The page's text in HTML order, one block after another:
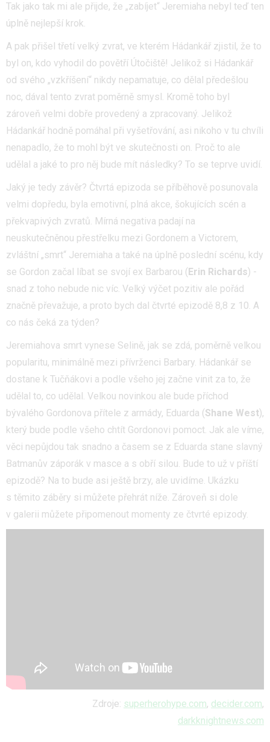
Tak jako tak mi ale přijde, že „zabíjet“ Jeremiaha nebyl teď ten
úplně nejlepší krok.
A pak přišel třetí velký zvrat, ve kterém Hádankář zjistil, že to
byl on, kdo vyhodil do povětří Útočiště! Jelikož si Hádankář
od svého „vzkříšení“ nikdy nepamatuje, co dělal předešlou
noc, dával tento zvrat poměrně smysl. Kromě toho byl
zároveň velmi dobře provedený a zpracovaný. Jelikož
Hádankář hodně pomáhal při vyšetřování, asi nikoho v tu chvíli
nenapadlo, že to mohl být ve skutečnosti on. Proč to ale
udělal a jaké to pro něj bude mít následky? To se teprve uvidí.
Jaký je tedy závěr? Čtvrtá epizoda se příběhově posunovala
velmi dopředu, byla emotivní, plná akce, šokujících scén a
překvapivých zvratů. Mírná negativa padají na
neuskutečněnou přestřelku mezi Gordonem a Victorem,
zvláštní „smrt“ Jeremiaha a také na úplně poslední scénu, kdy
se Gordon začal líbat se svojí ex Barbarou ( Erin Richards) -
snad z toho nebude nic víc. Velký výčet pozitiv ale pořád
značně převažuje, a proto bych dal čtvrté epizodě 8,8 z 10. A
co nás čeká za týden?
Jeremiahova smrt vynese Selině, jak se zdá, poměrně velkou
popularitu, minimálně mezi přívrženci Barbary. Hádankář se
dostane k Tučňákovi a podle všeho jej začne vinit za to, že
udělal to, co udělal. Velkou novinkou ale bude příchod
bývalého Gordonova přítele z armády, Eduarda (Shane West),
který bude podle všeho chtít Gordonovi pomoct. Jak ale víme,
věci nepůjdou tak snadno a časem se z Eduarda stane slavný
Batmanův záporák v masce a s obří silou. Bude to už v příští
epizodě? Na to bude asi ještě brzy, ale uvidíme. Ukázku
s těmito záběry si můžete přehrát níže. Zároveň si dole
v galerii můžete připomenout momenty ze čtvrté epizody.
Zdroje: superherohype.com, decider.com,
darkknightnews.com